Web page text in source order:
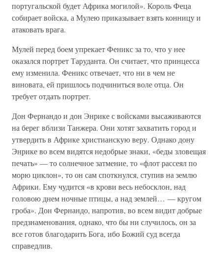
португальской будет Африка могилой». Король Феца
собирает войска, а Мулею приказывает взять конницу и
атаковать врага.
Мулей перед боем упрекает Феникс за то, что у нее
оказался портрет Таруданта. Он считает, что принцесса
ему изменила. Феникс отвечает, что ни в чем не
виновата, ей пришлось подчиниться воле отца. Он
требует отдать портрет.
Дон Фернандо и дон Энрике с войсками высаживаются
на берег вблизи Танжера. Они хотят захватить город и
утвердить в Африке христианскую веру. Однако дону
Энрике во всем видятся недобрые знаки, «беды зловещая
печать» — то солнечное затмение, то «флот рассеял по
морю циклон», то он сам споткнулся, ступив на землю
Африки. Ему чудится «в крови весь небосклон, над
головою днем ночные птицы, а над землей… — кругом
гроба». Дон Фернандо, напротив, во всем видит добрые
предзнаменования, однако, что бы ни случилось, он за
все готов благодарить Бога, ибо Божий суд всегда
справедлив.